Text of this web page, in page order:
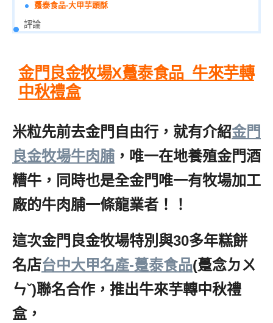
躉泰食品-大甲芋頭酥
評論
金門良金牧場X躉泰食品_牛來芋轉
中秋禮盒
米粒先前去金門自由行，就有介紹金門
良金牧場牛肉脯 ，唯一在地養殖金門酒
糟牛，同時也是全金門唯一有牧場加工
廠的牛肉脯一條龍業者！！
這次金門良金牧場特別與30多年糕餅
名店台中大甲名產-躉泰食品(躉念ㄉㄨ
ㄣˇ)聯名合作，推出牛來芋轉中秋禮
盒，